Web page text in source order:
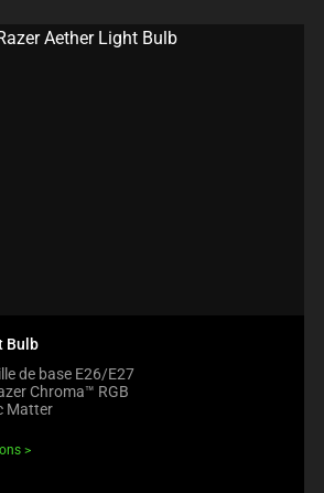
Bulb
de base E26/E27
Chroma™ RGB
Matter